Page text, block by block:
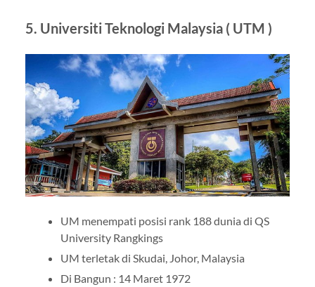
5. Universiti Teknologi Malaysia ( UTM )
UM menempati posisi rank 188 dunia di QS
University Rangkings
UM terletak di Skudai, Johor, Malaysia
Di Bangun : 14 Maret 1972